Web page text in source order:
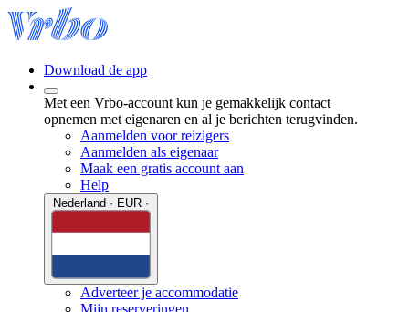
Download de app
Met een Vrbo-account kun je gemakkelijk contact
opnemen met eigenaren en al je berichten terugvinden.
Aanmelden voor reizigers
Aanmelden als eigenaar
Maak een gratis account aan
Help
Adverteer je accommodatie